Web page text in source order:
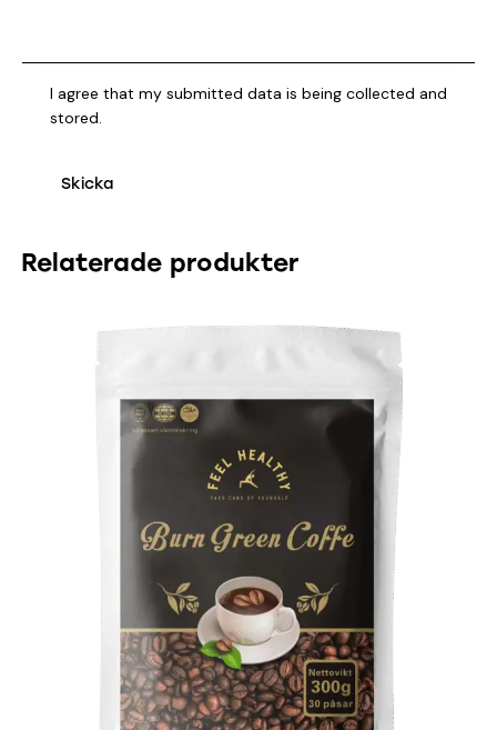
I agree that my submitted data is being collected and
stored.
Relaterade produkter